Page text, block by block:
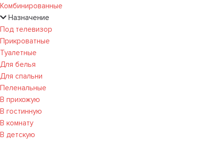
Комбинированные
Назначение
Под телевизор
Прикроватные
Туалетные
Для белья
Для спальни
Пеленальные
В прихожую
В гостинную
В комнату
В детскую